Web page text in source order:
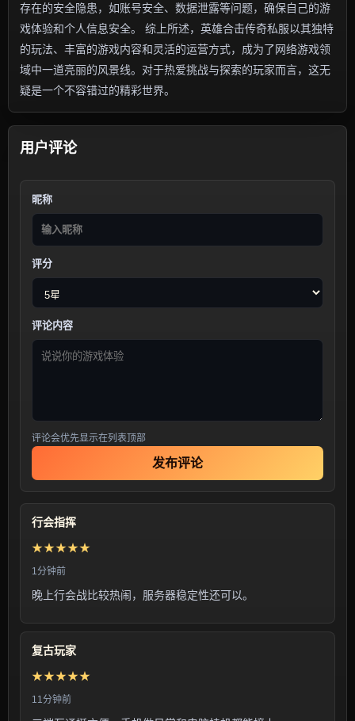
存在的安全隐患，如账号安全、数据泄露等问题，确保自己的游
戏体验和个人信息安全。 综上所述，英雄合击传奇私服以其独特
的玩法、丰富的游戏内容和灵活的运营方式，成为了网络游戏领
域中一道亮丽的风景线。对于热爱挑战与探索的玩家而言，这无
疑是一个不容错过的精彩世界。
用户评论
昵称
评分
评论内容
评论会优先显示在列表顶部
发布评论
行会指挥
★★★★★
1分钟前
晚上行会战比较热闹，服务器稳定性还可以。
复古玩家
★★★★★
11分钟前